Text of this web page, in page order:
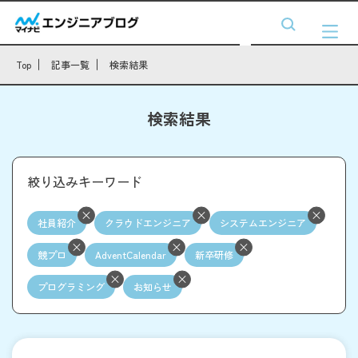
Top 記事一覧 検索結果
検索結果
絞り込みキーワード
社員紹介 クラウドエンジニア システムエンジニア
競プロ AdventCalendar 新卒研修
プログラミング お知らせ